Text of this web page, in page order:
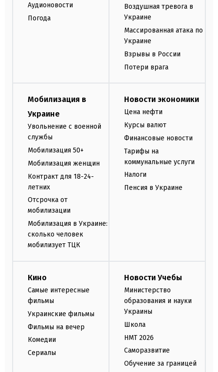
Аудионовости
Погода
Воздушная тревога в
Украине
Массированная атака по
Украине
Взрывы в России
Потери врага
Мобилизация в
Украине
Увольнение с военной
службы
Мобилизация 50+
Мобилизация женщин
Контракт для 18-24-
летних
Отсрочка от
мобилизации
Мобилизация в Украине:
сколько человек
мобилизует ТЦК
Новости экономики
Цена нефти
Курсы валют
Финансовые новости
Тарифы на
коммунальные услуги
Налоги
Пенсия в Украине
Кино
Самые интересные
фильмы
Украинские фильмы
Фильмы на вечер
Комедии
Сериалы
Новости Учебы
Министерство
образования и науки
Украины
Школа
НМТ 2026
Саморазвитие
Обучение за границей